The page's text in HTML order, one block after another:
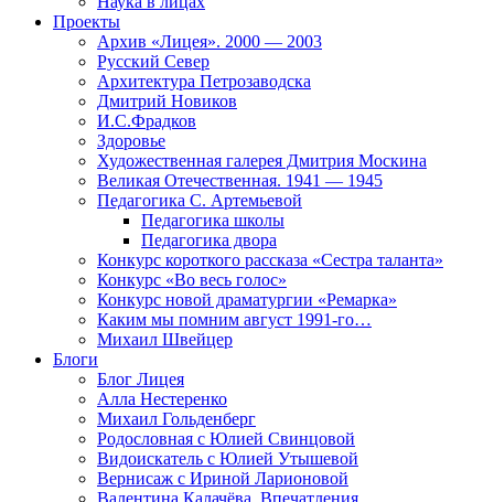
Проекты
Архив «Лицея». 2000 — 2003
Русский Север
Архитектура Петрозаводска
Дмитрий Новиков
И.С.Фрадков
Здоровье
Художественная галерея Дмитрия Москина
Великая Отечественная. 1941 — 1945
Педагогика С. Артемьевой
Педагогика школы
Педагогика двора
Конкурс короткого рассказа «Сестра таланта»
Конкурс «Во весь голос»
Конкурс новой драматургии «Ремарка»
Каким мы помним август 1991-го…
Михаил Швейцер
Блоги
Блог Лицея
Алла Нестеренко
Михаил Гольденберг
Родословная с Юлией Свинцовой
Видоискатель с Юлией Утышевой
Вернисаж с Ириной Ларионовой